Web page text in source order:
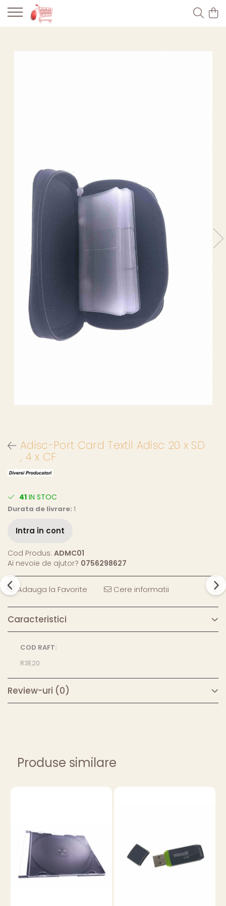
Adisc-Port Card Textil Adisc 20 x SD
, 4 x CF
41 IN STOC
Durata de livrare: 1
Intra in cont
Cod Produs: ADMC01
Ai nevoie de ajutor? 0756298627
Adauga la Favorite Cere informatii
Caracteristici
COD RAFT:
R3E20
Review-uri (0)
Produse similare